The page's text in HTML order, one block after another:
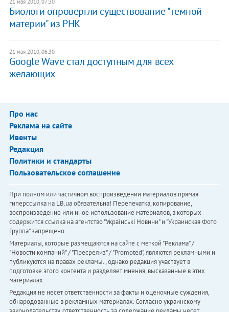
Биологи опровергли существование "темной
материи" из РНК
21 мая 2010, 06:30
Google Wave стал доступным для всех
желающих
Про нас
Реклама на сайте
Ивенты
Редакция
Политики и стандарты
Пользовательское соглашение
При полном или частичном воспроизведении материалов прямая
гиперссылка на LB.ua обязательна! Перепечатка, копирование,
воспроизведение или иное использование материалов, в которых
содержится ссылка на агентство "Українськi Новини" и "Украинская Фото
Группа" запрещено.
Материалы, которые размещаются на сайте с меткой "Реклама" /
"Новости компаний" / "Пресрелиз" / "Promoted", являются рекламными и
публикуются на правах рекламы. , однако редакция участвует в
подготовке этого контента и разделяет мнения, высказанные в этих
материалах.
Редакция не несет ответственности за факты и оценочные суждения,
обнародованные в рекламных материалах. Согласно украинскому